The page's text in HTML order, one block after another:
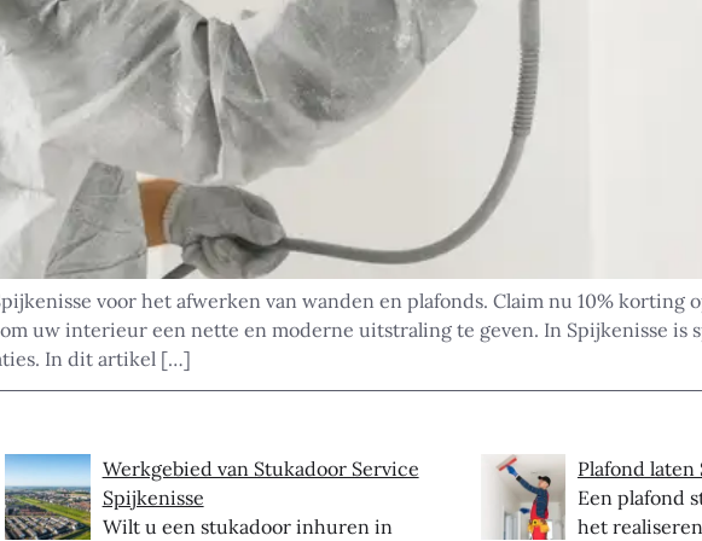
voor het afwerken van wanden en plafonds. Claim nu 10% korting
uw interieur een nette en moderne uitstraling te geven. In Spijkenisse is
In dit artikel […]
Werkgebied van Stukadoor Service
Spijkenisse
Wilt u een stukadoor inhuren in
Plafond
Een plafond
het